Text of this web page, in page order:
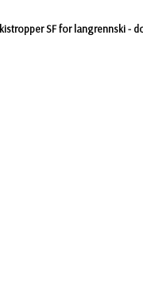
SF for langrennski -